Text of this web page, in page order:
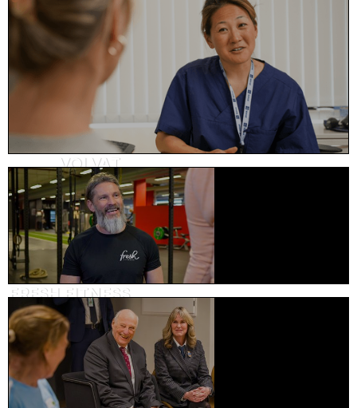
VOLVAT
Holdningskampanje, helse
FRESH FITNESS
Reklame, trening